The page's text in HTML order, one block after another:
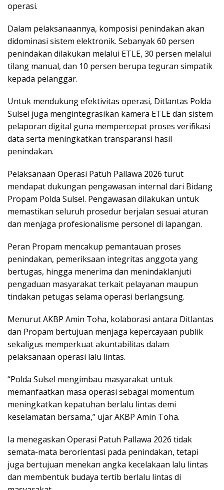
operasi.
Dalam pelaksanaannya, komposisi penindakan akan
didominasi sistem elektronik. Sebanyak 60 persen
penindakan dilakukan melalui ETLE, 30 persen melalui
tilang manual, dan 10 persen berupa teguran simpatik
kepada pelanggar.
Untuk mendukung efektivitas operasi, Ditlantas Polda
Sulsel juga mengintegrasikan kamera ETLE dan sistem
pelaporan digital guna mempercepat proses verifikasi
data serta meningkatkan transparansi hasil
penindakan.
Pelaksanaan Operasi Patuh Pallawa 2026 turut
mendapat dukungan pengawasan internal dari Bidang
Propam Polda Sulsel. Pengawasan dilakukan untuk
memastikan seluruh prosedur berjalan sesuai aturan
dan menjaga profesionalisme personel di lapangan.
Peran Propam mencakup pemantauan proses
penindakan, pemeriksaan integritas anggota yang
bertugas, hingga menerima dan menindaklanjuti
pengaduan masyarakat terkait pelayanan maupun
tindakan petugas selama operasi berlangsung.
Menurut AKBP Amin Toha, kolaborasi antara Ditlantas
dan Propam bertujuan menjaga kepercayaan publik
sekaligus memperkuat akuntabilitas dalam
pelaksanaan operasi lalu lintas.
“Polda Sulsel mengimbau masyarakat untuk
memanfaatkan masa operasi sebagai momentum
meningkatkan kepatuhan berlalu lintas demi
keselamatan bersama,” ujar AKBP Amin Toha.
Ia menegaskan Operasi Patuh Pallawa 2026 tidak
semata-mata berorientasi pada penindakan, tetapi
juga bertujuan menekan angka kecelakaan lalu lintas
dan membentuk budaya tertib berlalu lintas di